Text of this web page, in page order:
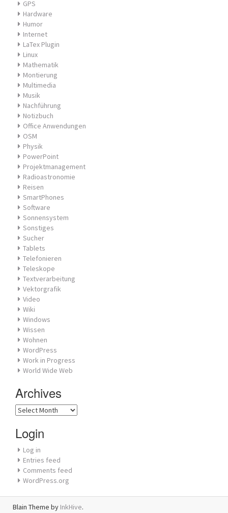
GPS
Hardware
Humor
Internet
LaTex Plugin
Linux
Mathematik
Montierung
Multimedia
Musik
Nachführung
Notizbuch
Office Anwendungen
OSM
Physik
PowerPoint
Projektmanagement
Radioastronomie
Reisen
SmartPhones
Software
Sonnensystem
Sonstiges
Sucher
Tablets
Telefonieren
Teleskope
Textverarbeitung
Vektorgrafik
Video
Wiki
Windows
Wissen
Wohnen
WordPress
Work in Progress
World Wide Web
Archives
Archives
Login
Log in
Entries feed
Comments feed
WordPress.org
Blain Theme by InkHive.